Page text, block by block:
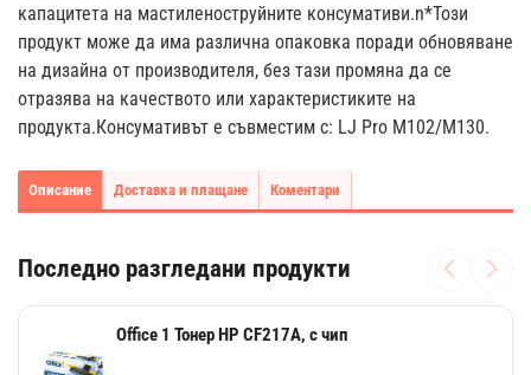
капацитета на мастиленоструйните консумативи.n*Този
продукт може да има различна опаковка поради обновяване
на дизайна от производителя, без тази промяна да се
отразява на качеството или характеристиките на
продукта.Консумативът е съвместим с: LJ Pro M102/M130.
Описание Доставка и плащане Коментари
Последно разгледани продукти
Office 1 Тонер HP CF217A, с чип